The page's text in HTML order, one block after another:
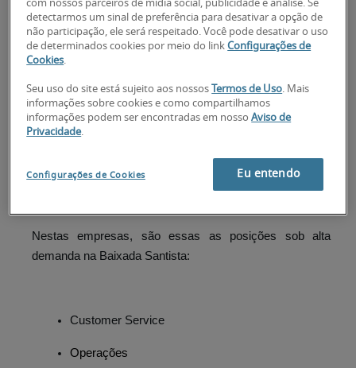
as contratações desses profissionais são:
Bens de consumo
Agronegócio
Infraestrutura
Nestas empresas, são essas as posições sob alta
demanda na Baixada Santista:
Customer Service
Operações
com nossos parceiros de mídia social, publicidade e análise. Se
detectarmos um sinal de preferência para desativar a opção de
não participação, ele será respeitado. Você pode desativar o uso
de determinados cookies por meio do linkConfigurações de
Cookies.
Seu uso do site está sujeito aos nossos Termos de Uso. Mais
informações sobre cookies e como compartilhamos
informações podem ser encontradas em nossoAviso de
Privacidade.
Configurações de Cookies Eu entendo